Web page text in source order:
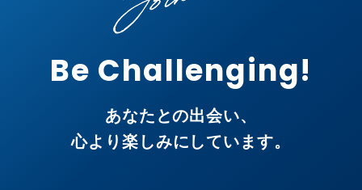
Be Challenging!
あなたとの出会い、
心より楽しみにしています。